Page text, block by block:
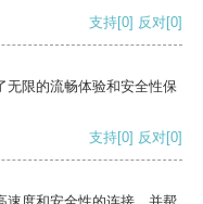
支持[0] 反对[0]
无限的流畅体验和安全性保
支持[0] 反对[0]